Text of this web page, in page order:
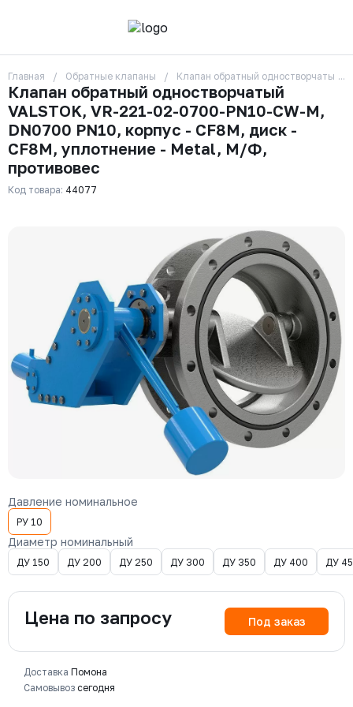
О компании
Контакты
Бренды
Отзывы
Сотрудники
Вакансии
Доставка
Оплата
+7 (495) 215-24-81
Заказать звонок
zakaz325@ks-rus.com
Email для связи
Одинцово, Внуковская 9, пав. 31
Пункт выдачи заказов
Главная Обратные клапаны Клапан обратный одностворчатый
Клапан обратный одностворчатый
VALSTOK, VR-221-02-0700-PN10-CW-M,
DN0700 PN10, корпус - CF8M, диск -
CF8M, уплотнение - Metal, М/Ф,
противовес
Код товара: 44077
Давление номинальное
РУ 10
Диаметр номинальный
ДУ 150 ДУ 200 ДУ 250 ДУ 300 ДУ 350 ДУ 400 ДУ
Цена по запросу Под заказ
Доставка Помона
Самовывоз сегодня